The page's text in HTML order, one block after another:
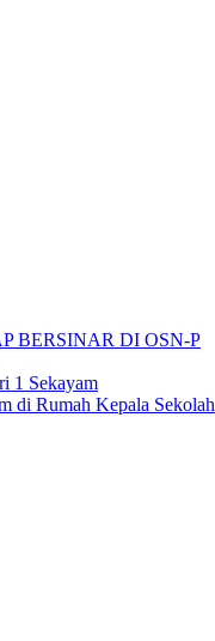
BERSINAR DI OSN-P
1 Sekayam
di Rumah Kepala Sekolah